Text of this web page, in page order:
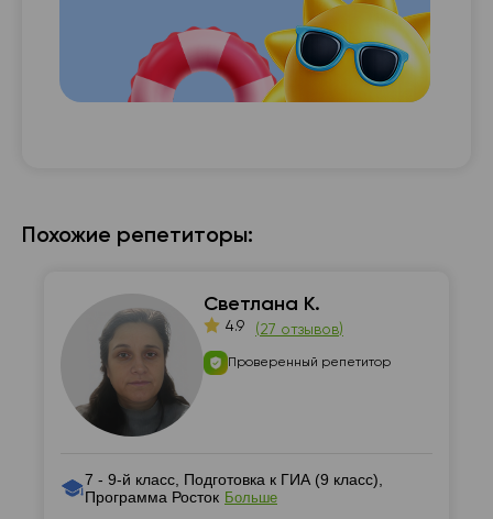
Похожие репетиторы:
Светлана К.
4.9 (27 отзывов)
Проверенный репетитор
7 - 9-й класс, Подготовка к ГИА (9 класс),
Программа Росток Больше